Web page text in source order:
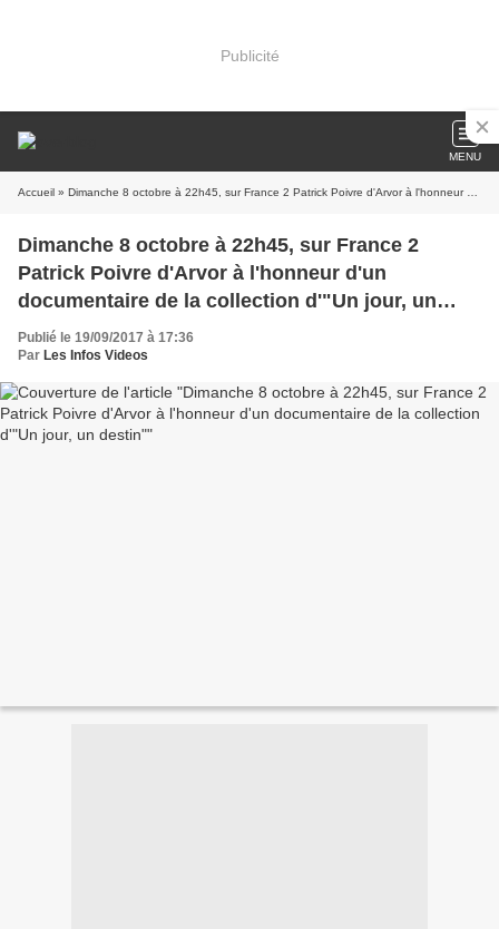
Publicité
MENU
Accueil » Dimanche 8 octobre à 22h45, sur France 2 Patrick Poivre d'Arvor à l'honneur d'un documentaire de la collection d'"Un jour, un destin"
Dimanche 8 octobre à 22h45, sur France 2
Patrick Poivre d'Arvor à l'honneur d'un
documentaire de la collection d'"Un jour, un
destin"
Publié le 19/09/2017 à 17:36
Par Les Infos Videos